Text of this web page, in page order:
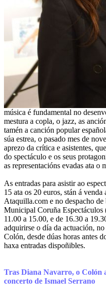
música é fundamental no
mestura a copla, o jazz, as
tamén a canción popular
súa estrea, o pasado mes de
aprezo da crítica e asistentes,
do spectáculo e os seus
as representacións evadas ata o
As entradas para asistir ao
15 ata os 20 euros, stán á
Ataquilla.com e no despacho
Municipal Coruña
11.00 a 15.00, e de 16.30 a
adquirirse o día da actuación,
Colón, desde dúas horas antes
haxa entradas dispoñibles.
Tras Diana Navarro, o Colón
concerto de Ismael Serrano